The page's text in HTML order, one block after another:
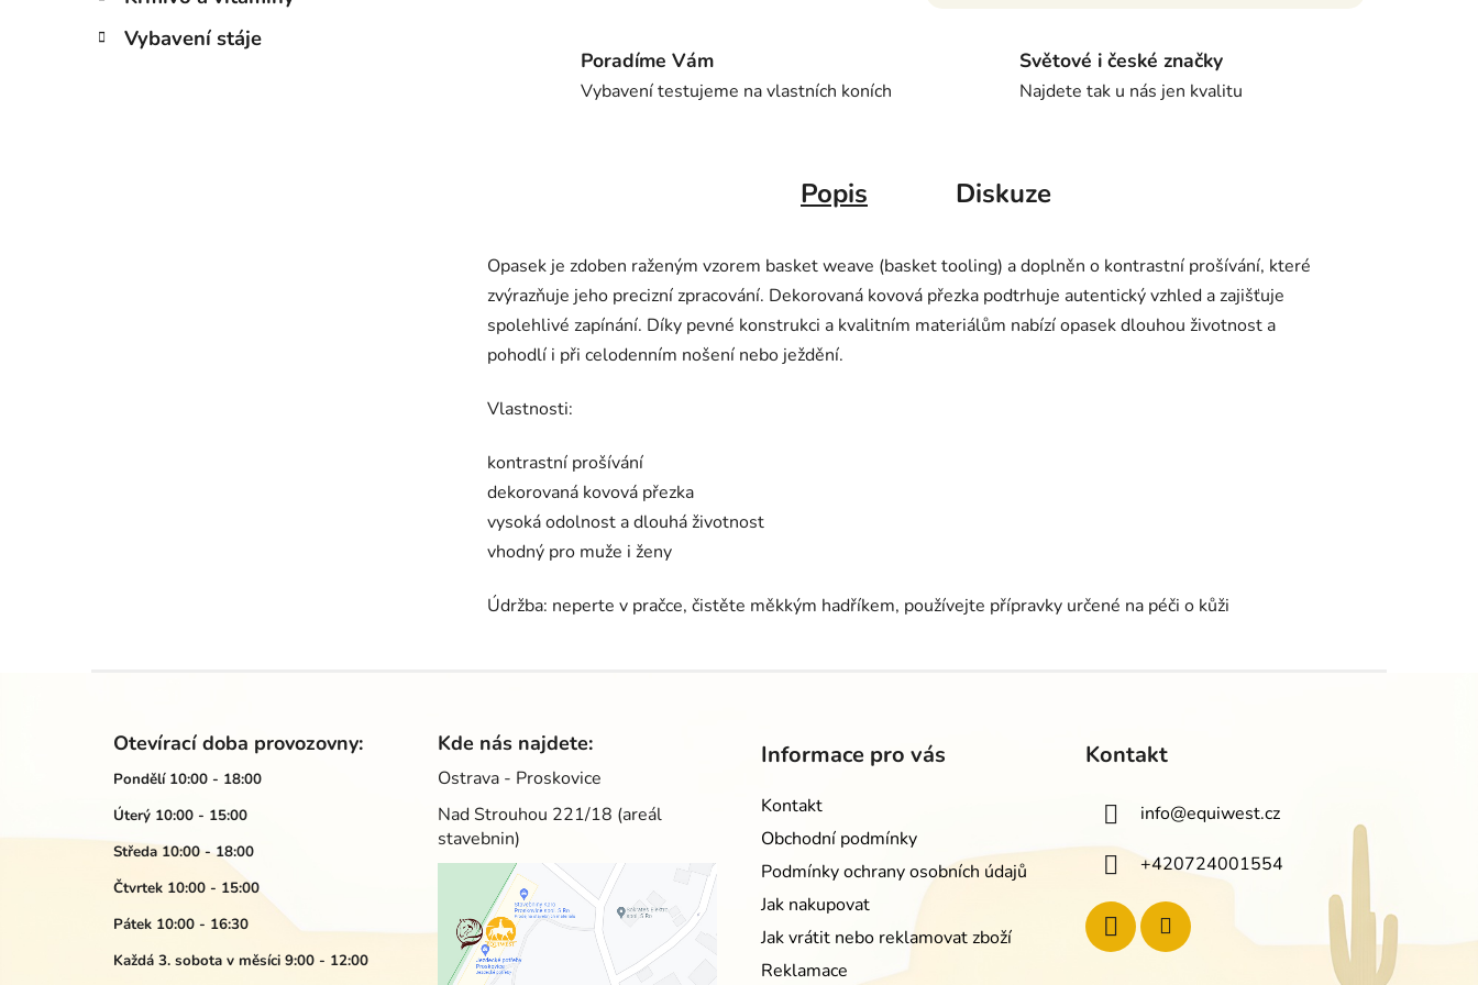
Vybavení stáje
Poradíme Vám
Vybavení testujeme na vlastních koních
Světové i české značky
Najdete tak u nás jen kvalitu
Popis Diskuze
Opasek je zdoben raženým vzorem basket weave (basket tooling) a doplněn o kontrastní prošívání, které
zvýrazňuje jeho precizní zpracování. Dekorovaná kovová přezka podtrhuje autentický vzhled a zajišťuje
spolehlivé zapínání. Díky pevné konstrukci a kvalitním materiálům nabízí opasek dlouhou životnost a
pohodlí i při celodenním nošení nebo ježdění.
Vlastnosti:
kontrastní prošívání
dekorovaná kovová přezka
vysoká odolnost a dlouhá životnost
vhodný pro muže i ženy
Údržba: neperte v pračce, čistěte měkkým hadříkem, používejte přípravky určené na péči o kůži
Otevírací doba provozovny:
Pondělí 10:00 - 18:00
Úterý 10:00 - 15:00
Středa 10:00 - 18:00
Čtvrtek 10:00 - 15:00
Pátek 10:00 - 16:30
Každá 3. sobota v měsíci 9:00 - 12:00
Kde nás najdete:
Ostrava - Proskovice
Nad Strouhou 221/18 (areál
stavebnin)
Informace pro vás
Kontakt
Obchodní podmínky
Podmínky ochrany osobních údajů
Jak nakupovat
Jak vrátit nebo reklamovat zboží
Reklamace
Kontakt
info@equiwest.cz
+420724001554